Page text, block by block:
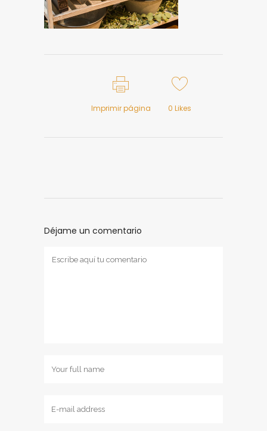
Imprimir página 0 Likes
Déjame un comentario